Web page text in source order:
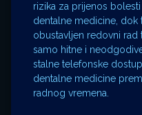
rizika za prijenos
dentalne medicine, dok
obustavljen redovni rad
samo hitne i
stalne telefonske
dentalne medicine
radnog vremena.